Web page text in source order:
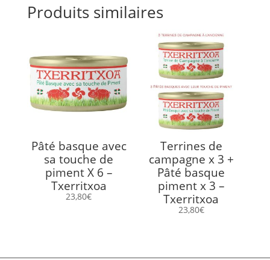
Produits similaires
Pâté basque avec
sa touche de
piment X 6 –
Txerritxoa
23,80€
Terrines de
campagne x 3 +
Pâté basque
piment x 3 –
Txerritxoa
23,80€